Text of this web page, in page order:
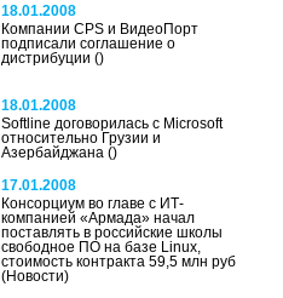
18.01.2008
Компании CPS и ВидеоПорт
подписали соглашение о
дистрибуции()
18.01.2008
Softline договорилась с Microsoft
относительно Грузии и
Азербайджана()
17.01.2008
Консорциум во главе с ИТ-
компанией «Армада» начал
поставлять в российские школы
свободное ПО на базе Linux,
стоимость контракта 59,5 млн руб
(Новости)